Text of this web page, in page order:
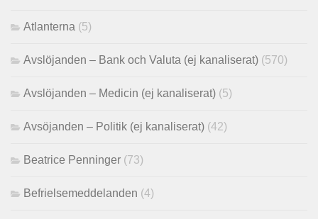
Atlanterna (5)
Avslöjanden – Bank och Valuta (ej kanaliserat) (570)
Avslöjanden – Medicin (ej kanaliserat) (5)
Avsöjanden – Politik (ej kanaliserat) (42)
Beatrice Penninger (73)
Befrielsemeddelanden (4)